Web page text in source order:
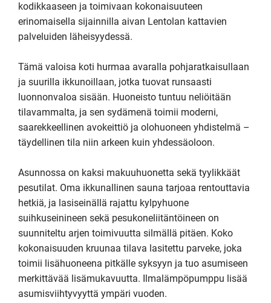
kodikkaaseen ja toimivaan kokonaisuuteen
erinomaisella sijainnilla aivan Lentolan kattavien
palveluiden läheisyydessä.
Tämä valoisa koti hurmaa avaralla pohjaratkaisullaan
ja suurilla ikkunoillaan, jotka tuovat runsaasti
luonnonvaloa sisään. Huoneisto tuntuu neliöitään
tilavammalta, ja sen sydämenä toimii moderni,
saarekkeellinen avokeittiö ja olohuoneen yhdistelmä –
täydellinen tila niin arkeen kuin yhdessäoloon.
Asunnossa on kaksi makuuhuonetta sekä tyylikkäät
pesutilat. Oma ikkunallinen sauna tarjoaa rentouttavia
hetkiä, ja lasiseinällä rajattu kylpyhuone
suihkuseinineen sekä pesukoneliitäntöineen on
suunniteltu arjen toimivuutta silmällä pitäen. Koko
kokonaisuuden kruunaa tilava lasitettu parveke, joka
toimii lisähuoneena pitkälle syksyyn ja tuo asumiseen
merkittävää lisämukavuutta. Ilmalämpöpumppu lisää
asumisviihtyvyyttä ympäri vuoden.